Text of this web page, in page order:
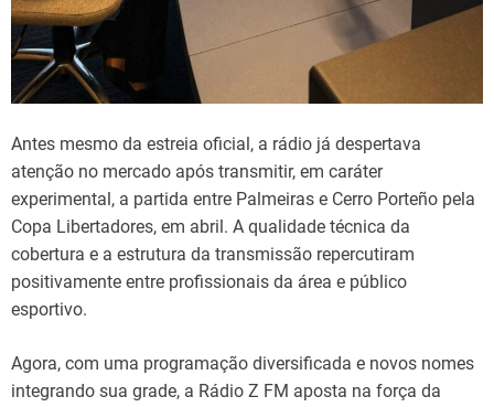
Antes mesmo da estreia oficial, a rádio já despertava
atenção no mercado após transmitir, em caráter
experimental, a partida entre Palmeiras e Cerro Porteño pela
Copa Libertadores, em abril. A qualidade técnica da
cobertura e a estrutura da transmissão repercutiram
positivamente entre profissionais da área e público
esportivo.
Agora, com uma programação diversificada e novos nomes
integrando sua grade, a Rádio Z FM aposta na força da